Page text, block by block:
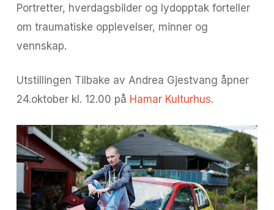
Portretter, hverdagsbilder og lydopptak forteller
om traumatiske opplevelser, minner og
vennskap.
Utstillingen Tilbake av Andrea Gjestvang åpner
24.oktober kl. 12.00 på Hamar Kulturhus.